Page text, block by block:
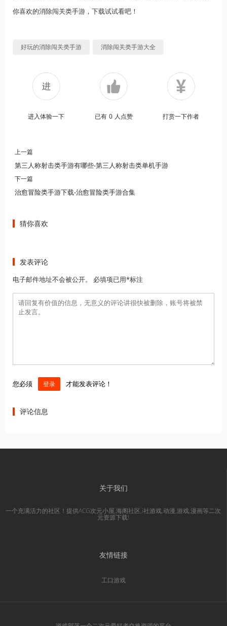
你喜欢的消除闯关类手游，下载试试看吧！
好玩的消除闯关类手游 消除闯关类手游大全
进入体验一下 已有 0 人点赞 打赏一下作者
上一篇
第三人称射击类手游有哪些-第三人称射击类单机手游
下一篇
治愈冒险类手游下载-治愈冒险类手游合集
猜你喜欢
发表评论
电子邮件地址不会被公开。 必填项已用*标注
您必须 登录 才能发表评论！
评论信息
关于我们
一个充满活力的社区！提供ACG次元小屋,海阁社区,i社游戏,动漫,游戏,漫画等二次
元资源下载!
友情链接
工口游戏